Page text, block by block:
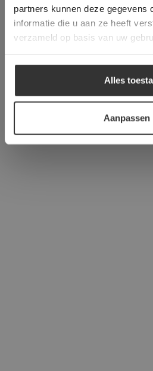
partners kunnen deze gegevens
informatie die u aan ze heeft
verzameld op basis van uw
Alles
Aanpassen
verder
ALLES
ALLES
DETAILS